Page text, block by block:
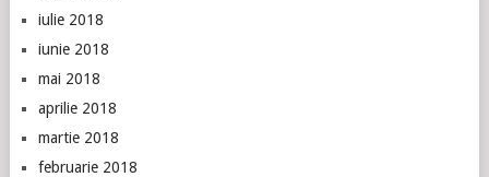
iulie 2018
iunie 2018
mai 2018
aprilie 2018
martie 2018
februarie 2018